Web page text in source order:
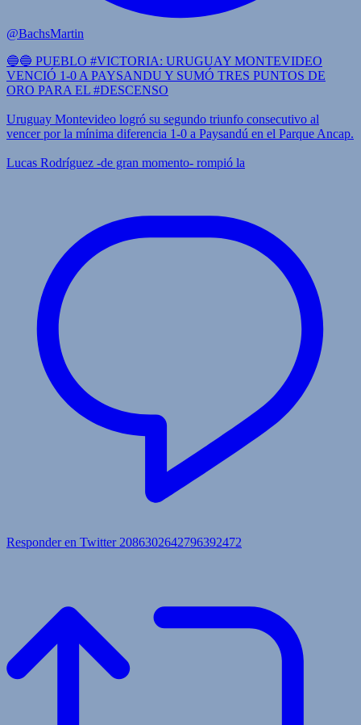
@BachsMartin
🔵🔵 PUEBLO #VICTORIA: URUGUAY MONTEVIDEO
VENCIÓ 1-0 A PAYSANDU Y SUMÓ TRES PUNTOS DE
ORO PARA EL #DESCENSO
Uruguay Montevideo logró su segundo triunfo consecutivo al
vencer por la mínima diferencia 1-0 a Paysandú en el Parque Ancap.
Lucas Rodríguez -de gran momento- rompió la
Responder en Twitter 2086302642796392472